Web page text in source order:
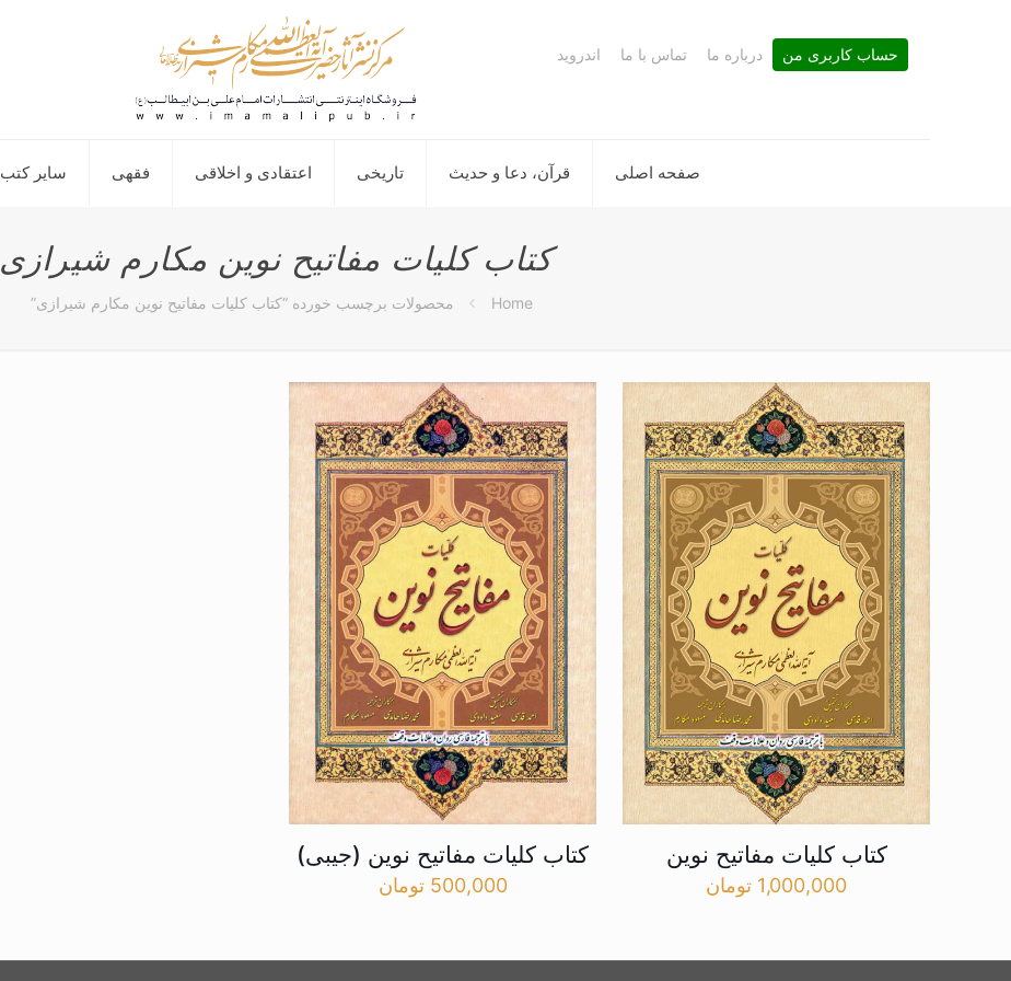
صفحه اصلی قرآن، دعا و حدیث تاریخی اعتقادی و اخلاقی فقهی سایر کتب
حساب کاربری من درباره ما تماس با ما اندروید
کتاب کلیات مفاتیح نوین مکارم شیرازی
Home محصولات برچسب خورده “کتاب کلیات مفاتیح نوین مکارم شیرازی”
کتاب کلیات مفاتیح نوین
1,000,000 تومان
کتاب کلیات مفاتیح نوین (جیبی)
500,000 تومان